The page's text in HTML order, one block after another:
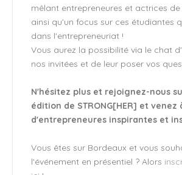
mêlant entrepreneures et actrices
ainsi qu'un focus sur ces étudiantes
dans l'entrepreneuriat !
Vous aurez la possibilité via le chat
nos invitées et de leur poser vos
N'hésitez plus et rejoignez-nous
édition de STRONG[HER] et
d'entrepreneures inspirantes et
Vous êtes sur Bordeaux et vous
l'événement en présentiel ? Alors